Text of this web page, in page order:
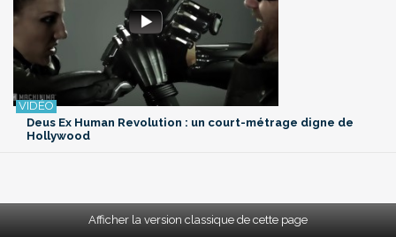
Deus Ex Human Revolution : un court-métrage digne de
Hollywood
Afficher la version classique de cette page